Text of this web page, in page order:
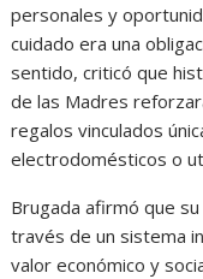
personales y
cuidado era una
sentido, criticó que
de las Madres
regalos vinculados
electrodomésticos o
Brugada afirmó que
través de un sistema
valor económico y